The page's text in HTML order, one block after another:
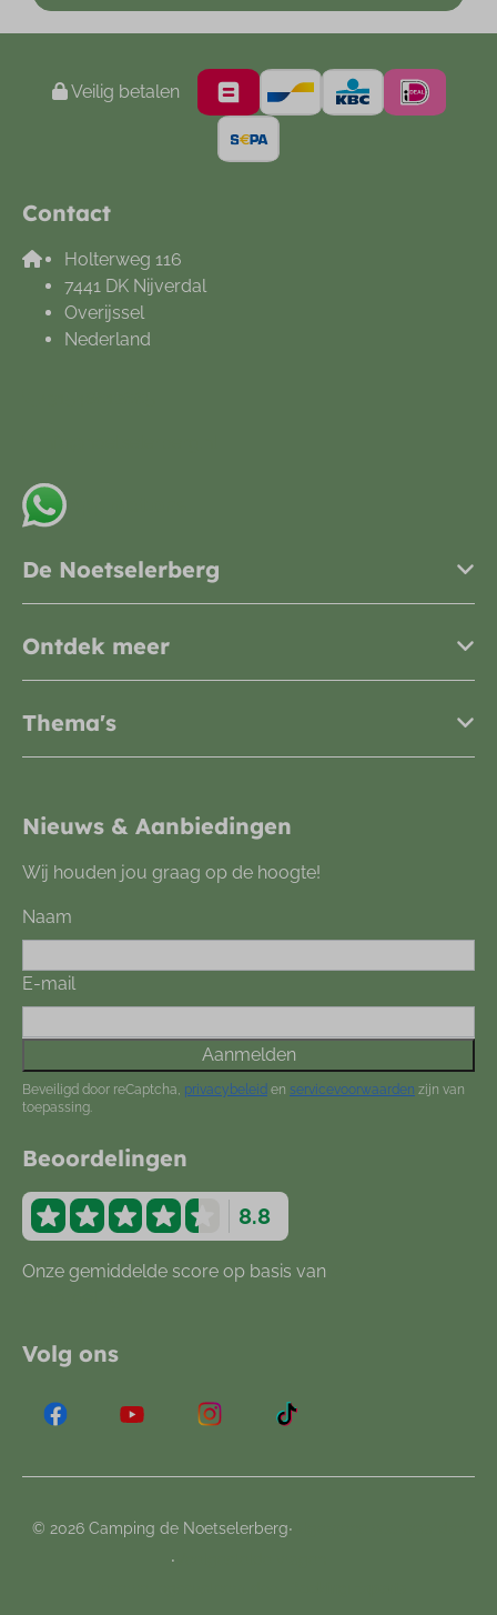
Veilig betalen
Contact
Holterweg 116
7441 DK Nijverdal
Overijssel
Nederland
De Noetselerberg
Ontdek meer
Thema's
Nieuws & Aanbiedingen
Wij houden jou graag op de hoogte!
Naam
E-mail
Aanmelden
Beveiligd door reCaptcha, privacybeleid en servicevoorwaarden zijn van
toepassing.
Beoordelingen
8.8
Onze gemiddelde score op basis van
Volg ons
© 2026 Camping de Noetselerberg·
·